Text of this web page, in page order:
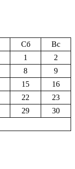
Сб
Вс
1
2
8
9
15
16
22
23
29
30